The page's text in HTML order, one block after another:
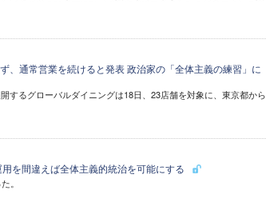
、通常営業を続けると発表 政治家の「全体主義の練習」に
するグローバルダイニングは18日、23店舗を対象に、東京都から
を間違えば全体主義的統治を可能にする
。